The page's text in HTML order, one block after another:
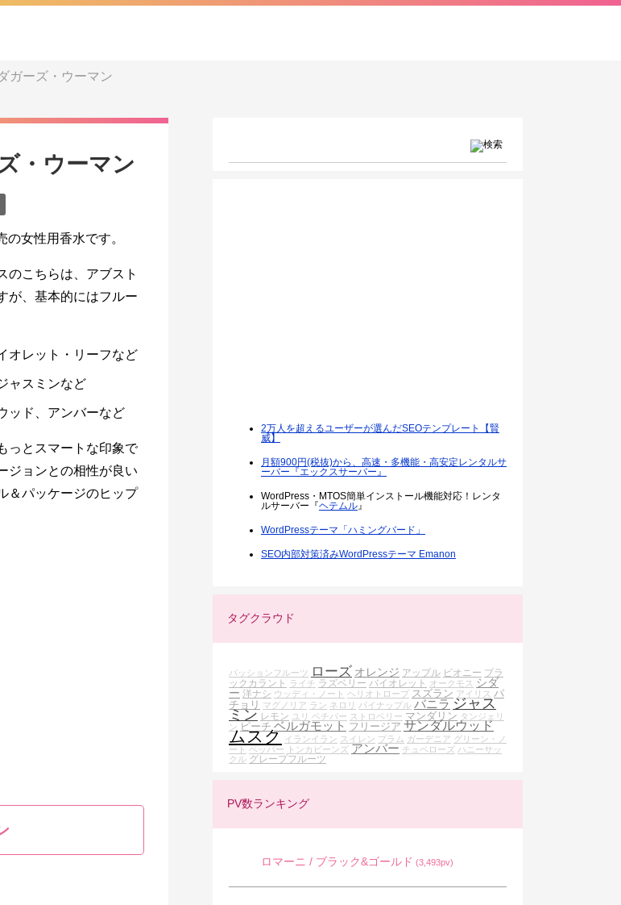
ガーズ・ウーマン
・ウーマン
の女性用香水です。
のこちらは、アブスト
が、基本的にはフルー
オレット・リーフなど
ャスミンなど
ッド、アンバーなど
っとスマートな印象で
ジョンとの相性が良い
＆パッケージのヒップ
2万人を超えるユーザーが選んだSEOテンプレート【賢
威】
月額900円(税抜)から、高速・多機能・高安定レンタルサ
ーバー『エックスサーバー』
WordPress・MTOS簡単インストール機能対応！レンタ
ルサーバー『ヘテムル』
WordPressテーマ「ハミングバード」
SEO内部対策済みWordPressテーマ Emanon
タグクラウド
パッションフルーツ ローズ オレンジ アップル ピオニー ブラ
ックカラント ライチ ラズベリー バイオレット オークモス シダ
ー 洋ナシ ウッディ・ノート ヘリオトロープ スズラン アイリス パ
チョリ マグノリア ラン ネロリ パイナップル バニラ ジャス
ミン レモン ユリ ベチバー ストロベリー マンダリン タンジェリ
ン ピーチ ベルガモット フリージア サンダルウッド
ムスク イランイラン スイレン プラム ガーデニア グリーン・ノ
ート ペッパー トンカビーンズ アンバー チュベローズ ハニーサッ
クル グレープフルーツ
PV数ランキング
ロマーニ / ブラック&ゴールド (3,493pv)